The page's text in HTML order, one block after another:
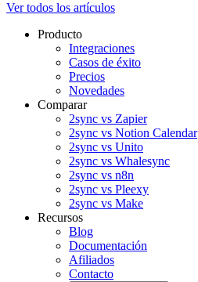
Ver todos los artículos
Producto
Integraciones
Casos de éxito
Precios
Novedades
Comparar
2sync vs Zapier
2sync vs Notion Calendar
2sync vs Unito
2sync vs Whalesync
2sync vs n8n
2sync vs Pleexy
2sync vs Make
Recursos
Blog
Documentación
Afiliados
Contacto